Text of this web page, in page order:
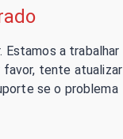
Estamos a trabalhar
favor, tente atualizar
se o problema